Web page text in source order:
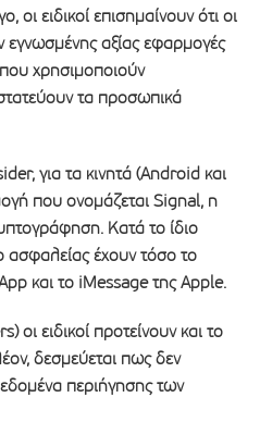
οι ειδικοί επισημαίνουν ότι οι
εγνωσμένης αξίας εφαρμογές
χρησιμοποιούν
τα προσωπικά
για τα κινητά (Android και
που ονομάζεται Signal, η
Κατά το ίδιο
έχουν τόσο το
και το iMessage της Apple.
οι ειδικοί προτείνουν και το
δεσμεύεται πως δεν
περιήγησης των